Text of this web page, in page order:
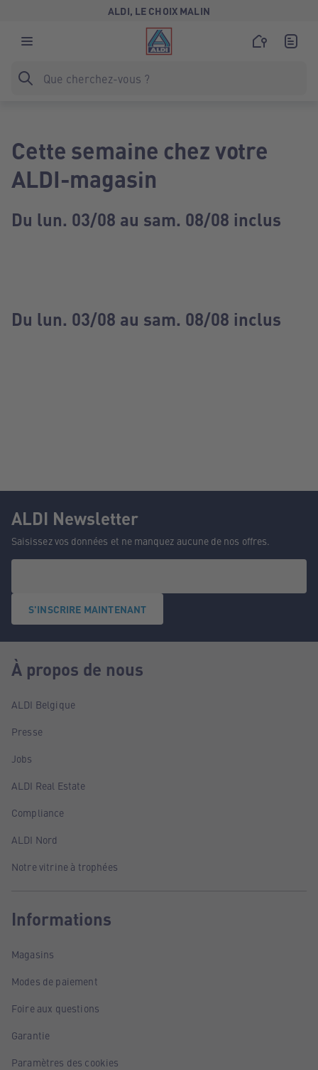
ALDI, LE CHOIX MALIN
Cette semaine chez votre
ALDI-magasin
Du lun. 03/08 au sam. 08/08 inclus
Du lun. 03/08 au sam. 08/08 inclus
ALDI Newsletter
Saisissez vos données et ne manquez aucune de nos offres.
S'INSCRIRE MAINTENANT
À propos de nous
ALDI Belgique
Presse
Jobs
ALDI Real Estate
Compliance
ALDI Nord
Notre vitrine à trophées
Informations
Magasins
Modes de paiement
Foire aux questions
Garantie
Paramètres des cookies